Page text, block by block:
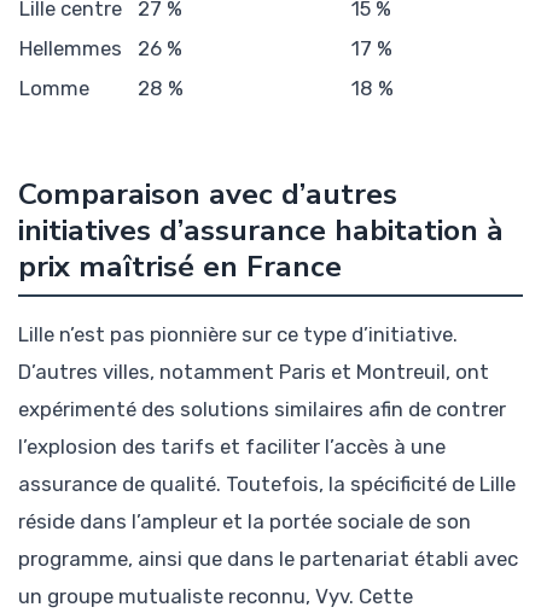
Lille centre
27 %
15 %
Hellemmes
26 %
17 %
Lomme
28 % 18 %
Comparaison avec d’autres
initiatives d’assurance habitation à
prix maîtrisé en France
Lille n’est pas pionnière sur ce type d’initiative.
D’autres villes, notamment Paris et Montreuil, ont
expérimenté des solutions similaires afin de contrer
l’explosion des tarifs et faciliter l’accès à une
assurance de qualité. Toutefois, la spécificité de Lille
réside dans l’ampleur et la portée sociale de son
programme, ainsi que dans le partenariat établi avec
un groupe mutualiste reconnu, Vyv. Cette